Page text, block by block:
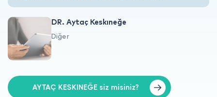
Hakkımızda
Doktorlar için
DR. Aytaç Keskıneğe
Diğer
AYTAÇ KESKINEĞE siz misiniz?